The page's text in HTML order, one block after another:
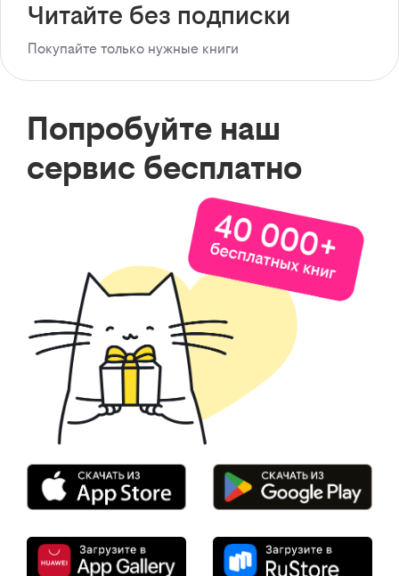
Читайте без подписки
Покупайте только нужные книги
Попробуйте наш
сервис бесплатно